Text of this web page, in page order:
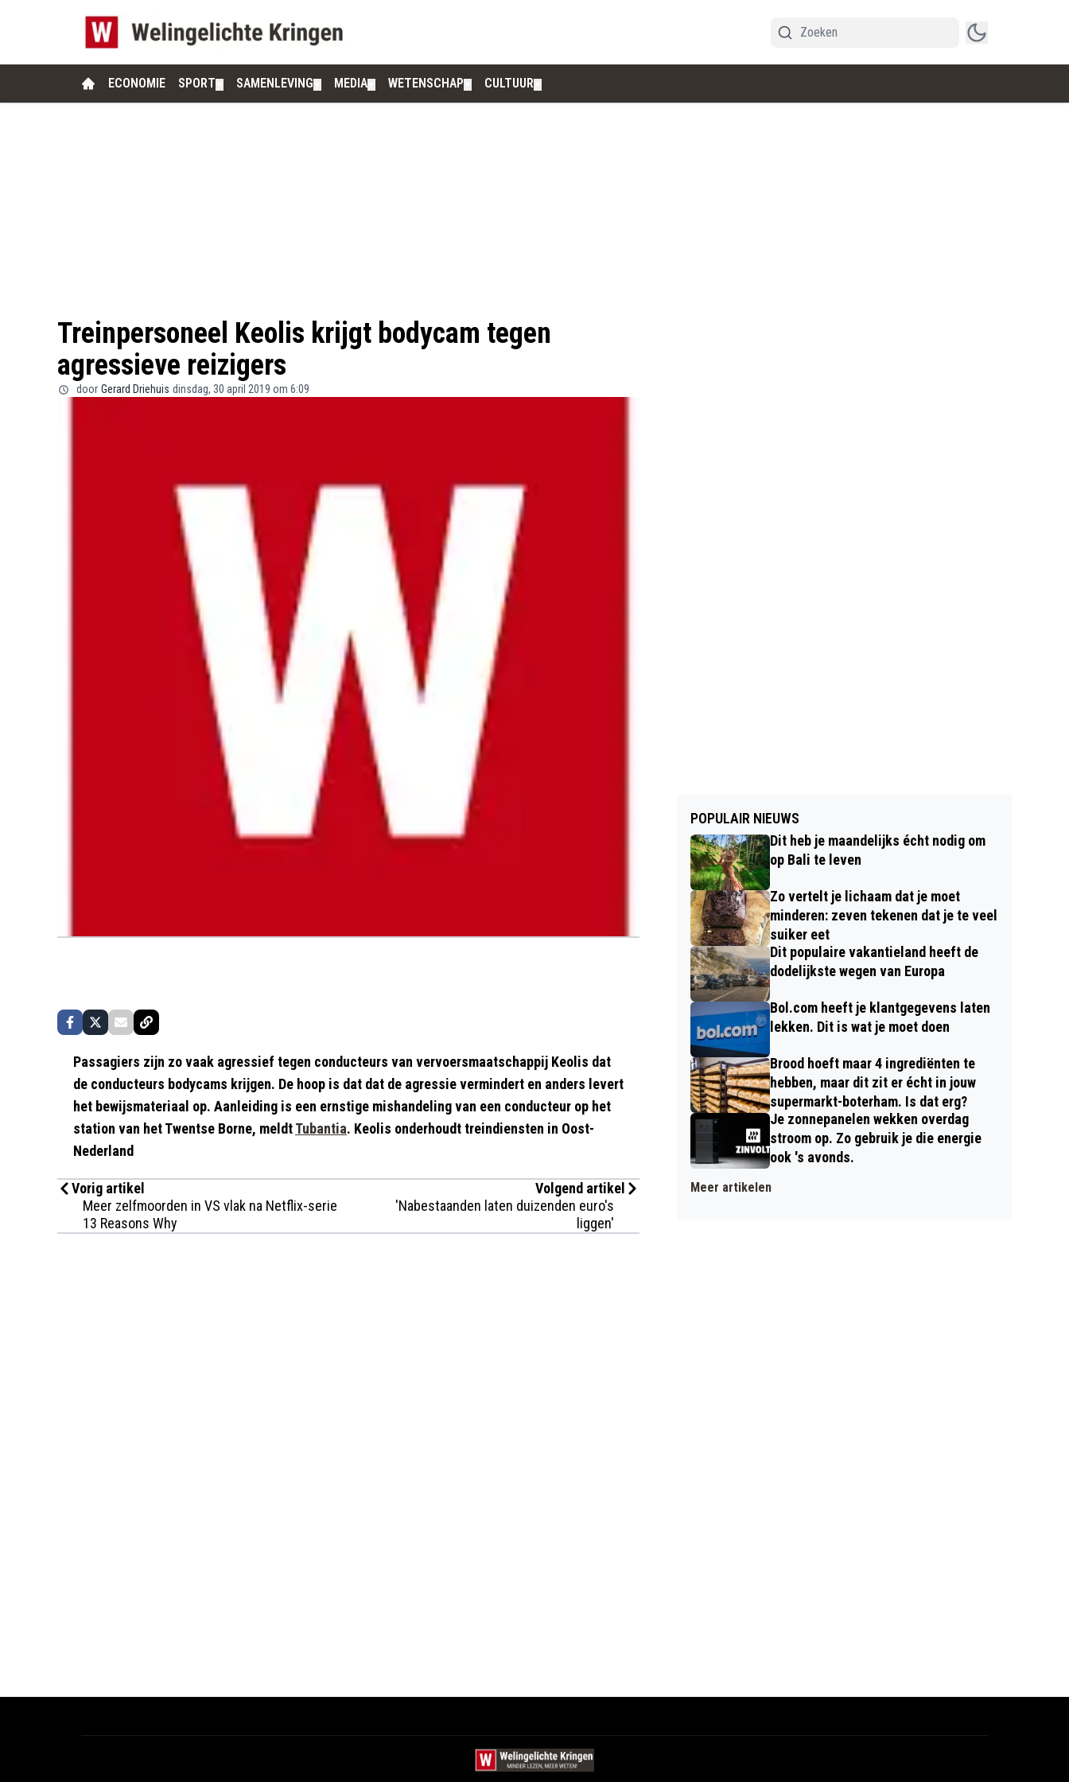
ECONOMIE SPORT SAMENLEVING MEDIA WETENSCHAP CULTUUR
Treinpersoneel Keolis krijgt bodycam tegen
agressieve reizigers
door Gerard Driehuis dinsdag, 30 april 2019 om 6:09
Passagiers zijn zo vaak agressief tegen conducteurs van vervoersmaatschappij Keolis dat
de conducteurs bodycams krijgen. De hoop is dat dat de agressie vermindert en anders levert
het bewijsmateriaal op. Aanleiding is een ernstige mishandeling van een conducteur op het
station van het Twentse Borne, meldtTubantia. Keolis onderhoudt treindiensten in Oost-
Nederland
Vorig artikel
Meer zelfmoorden in VS vlak na Netflix-serie
13 Reasons Why
Volgend artikel
'Nabestaanden laten duizenden euro's
liggen'
POPULAIR NIEUWS
Dit heb je maandelijks écht nodig om
op Bali te leven
Zo vertelt je lichaam dat je moet
minderen: zeven tekenen dat je te veel
suiker eet
Dit populaire vakantieland heeft de
dodelijkste wegen van Europa
Bol.com heeft je klantgegevens laten
lekken. Dit is wat je moet doen
Brood hoeft maar 4 ingrediënten te
hebben, maar dit zit er écht in jouw
supermarkt-boterham. Is dat erg?
Je zonnepanelen wekken overdag
stroom op. Zo gebruik je die energie
ook 's avonds.
Meer artikelen